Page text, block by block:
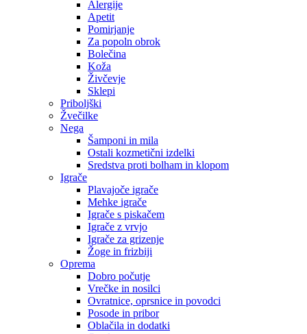
Alergije
Apetit
Pomirjanje
Za popoln obrok
Bolečina
Koža
Živčevje
Sklepi
Priboljški
Žvečilke
Nega
Šamponi in mila
Ostali kozmetični izdelki
Sredstva proti bolham in klopom
Igrače
Plavajoče igrače
Mehke igrače
Igrače s piskačem
Igrače z vrvjo
Igrače za grizenje
Žoge in frizbiji
Oprema
Dobro počutje
Vrečke in nosilci
Ovratnice, oprsnice in povodci
Posode in pribor
Oblačila in dodatki